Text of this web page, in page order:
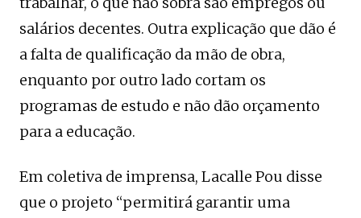
salários decentes. Outra explicação que dão é
a falta de qualificação da mão de obra,
enquanto por outro lado cortam os
programas de estudo e não dão orçamento
para a educação.
Em coletiva de imprensa, Lacalle Pou disse
que o projeto “permitirá garantir uma